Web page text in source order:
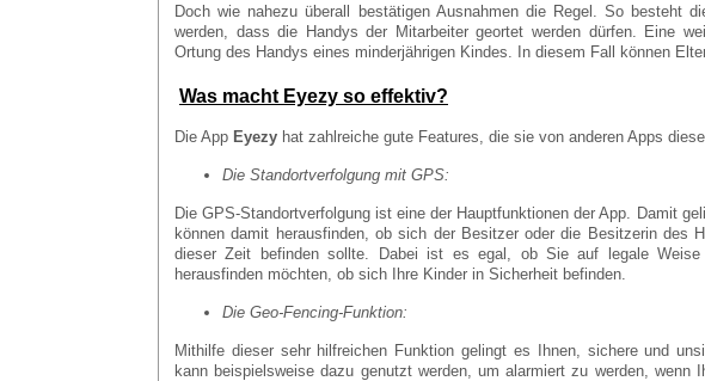
Doch wie nahezu überall bestätigen Ausnahmen die Regel. So besteht
werden, dass die Handys der Mitarbeiter geortet werden dürfen. Eine
Ortung des Handys eines minderjährigen Kindes. In diesem Fall können
Was macht Eyezy so effektiv?
Die App Eyezy hat zahlreiche gute Features, die sie von anderen Apps
Die Standortverfolgung mit GPS:
Die GPS-Standortverfolgung ist eine der Hauptfunktionen der App. Damit
können damit herausfinden, ob sich der Besitzer oder die Besitzerin des
dieser Zeit befinden sollte. Dabei ist es egal, ob Sie auf legale Weise
herausfinden möchten, ob sich Ihre Kinder in Sicherheit befinden.
Die Geo-Fencing-Funktion:
Mithilfe dieser sehr hilfreichen Funktion gelingt es Ihnen, sichere und
kann beispielsweise dazu genutzt werden, um alarmiert zu werden,